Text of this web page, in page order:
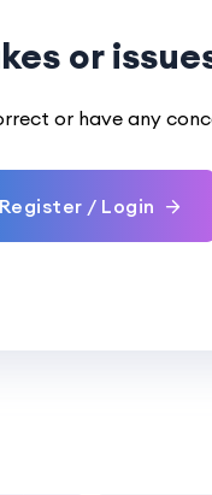
or
or have any
Register / Login